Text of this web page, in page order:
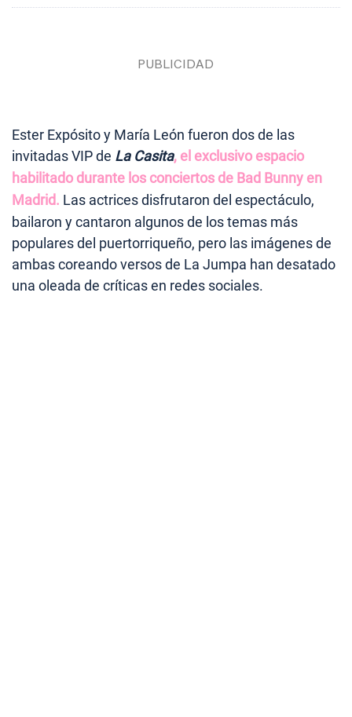
Ester Expósito y María León fueron dos de las
invitadas VIP de La Casita, el exclusivo espacio
habilitado durante los conciertos de Bad Bunny en
Madrid. Las actrices disfrutaron del espectáculo,
bailaron y cantaron algunos de los temas más
populares del puertorriqueño, pero las imágenes de
ambas coreando versos de La Jumpa han desatado
una oleada de críticas en redes sociales.